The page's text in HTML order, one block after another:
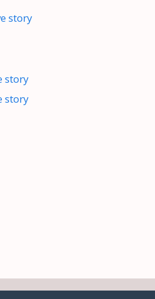
story
story
story